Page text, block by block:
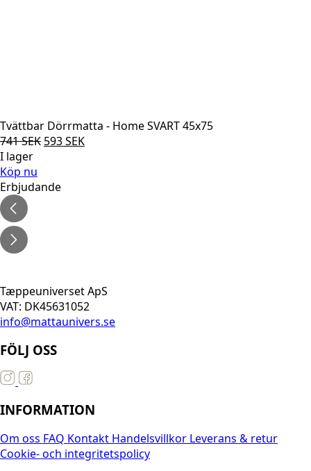
Tvättbar Dörrmatta - Home SVART 45x75
741SEK Det
var:
593SEKDet
I lager
Köp nu
Erbjudande
Tæppeuniverset ApS
VAT: DK45631052
info@mattaunivers.se
FÖLJ OSS
INFORMATION
Om oss FAQ Kontakt Handelsvillkor Leverans & retur
Cookie- och integritetspolicy